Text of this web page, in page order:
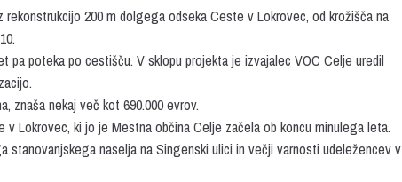
200 m dolgega odseka Ceste v Lokrovec, od krožišča na
pa poteka po cestišču. V sklopu projekta je izvajalec VOC Celje uredil
znaša nekaj več kot 690.000 evrov.
Lokrovec, ki jo je Mestna občina Celje začela ob koncu minulega leta.
naselja na Singenski ulici in večji varnosti udeležencev v